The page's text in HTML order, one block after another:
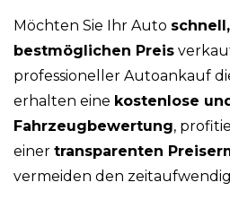
Möchten Sie Ihr Auto
bestmöglichen Preis
professioneller Autoankauf
erhalten eine kostenlose
Fahrzeugbewertung,
einer transparenten
vermeiden den